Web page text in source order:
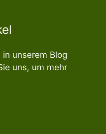
unserem Blog
uns, um mehr